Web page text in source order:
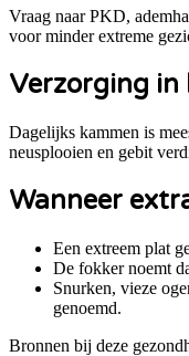
Vraag naar PKD,
voor minder extreme
Verzorging in
Dagelijks kammen is
neusplooien en gebit
Wanneer
Een extreem plat
De fokker noemt
Snurken, vieze
genoemd.
Bronnen bij deze